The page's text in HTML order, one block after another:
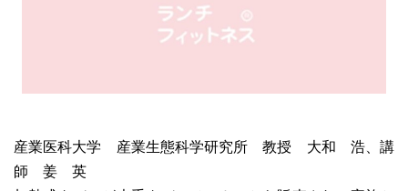
産業医科大学 産業生態科学研究所 教授 大和 浩、講
師 姜 英